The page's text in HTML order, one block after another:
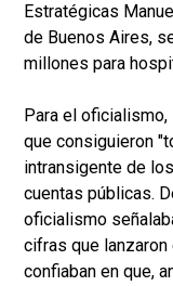
Estratégicas
de Buenos Aires,
millones para
Para el
que consiguieron
intransigente de
cuentas públicas.
oficialismo
cifras que lanzaron
confiaban en que,